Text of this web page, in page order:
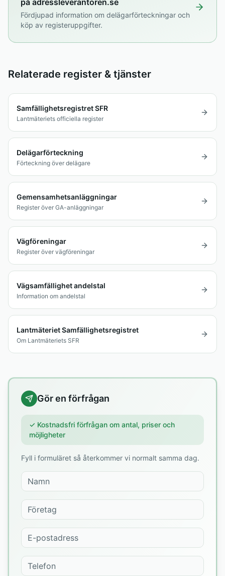
på adressleverantoren.se
Fördjupad information om delägarförteckningar och
köp av registeruppgifter.
Relaterade register & tjänster
Samfällighetsregistret SFR
Lantmäteriets officiella register
Delägarförteckning
Förteckning över delägare
Gemensamhetsanläggningar
Register över GA-anläggningar
Vägföreningar
Register över vägföreningar
Vägsamfällighet andelstal
Information om andelstal
Lantmäteriet Samfällighetsregistret
Om Lantmäteriets SFR
Gör en förfrågan
✓ Kostnadsfri förfrågan om antal, priser och
möjligheter
Fyll i formuläret så återkommer vi normalt samma dag.